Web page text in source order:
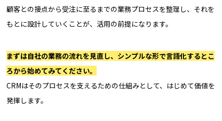
顧客との接点から受注に至るまでの業務プロセスを整理し、それを
もとに設計していくことが、活用の前提になります。
まずは自社の業務の流れを見直し、シンプルな形で言語化するとこ
ろから始めてみてください。
CRMはそのプロセスを支えるための仕組みとして、はじめて価値を
発揮します。